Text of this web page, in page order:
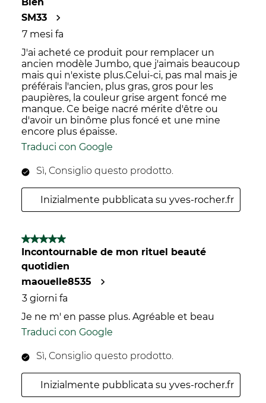
SM33
7 mesi fa
J'ai acheté ce produit pour remplacer un
ancien modèle Jumbo, que j'aimais beaucoup
mais qui n'existe plus.Celui-ci, pas mal mais je
préférais l'ancien, plus gras, gros pour les
paupières, la couleur grise argent foncé me
manque. Ce beige nacré mérite d'être ou
d'avoir un binôme plus foncé et une mine
encore plus épaisse.
Traduci con Google
Sì, Consiglio questo prodotto.
Inizialmente pubblicata su yves-rocher.fr
5 su 5 stelle.
Incontournable de mon rituel beauté
quotidien
maouelle8535
3 giorni fa
Je ne m' en passe plus. Agréable et beau
Traduci con Google
Sì, Consiglio questo prodotto.
Inizialmente pubblicata su yves-rocher.fr